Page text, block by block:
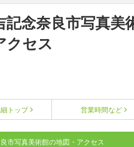
記念奈良市写真美
クセス
トップ 営業時間など
市写真美術館の地図・アクセス